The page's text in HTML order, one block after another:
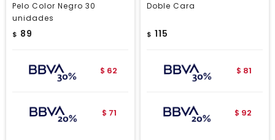
Pelo Color Negro 30
unidades
$ 89
$ 62
$ 71
Doble Cara
$ 115
$ 81
$ 92